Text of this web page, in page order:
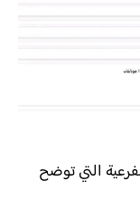
التي توضح